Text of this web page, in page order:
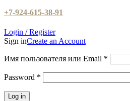
+7-924-615-38-91
Login / Register
Sign inCreate an Account
Имя пользователя или Email *
Password *
Log in